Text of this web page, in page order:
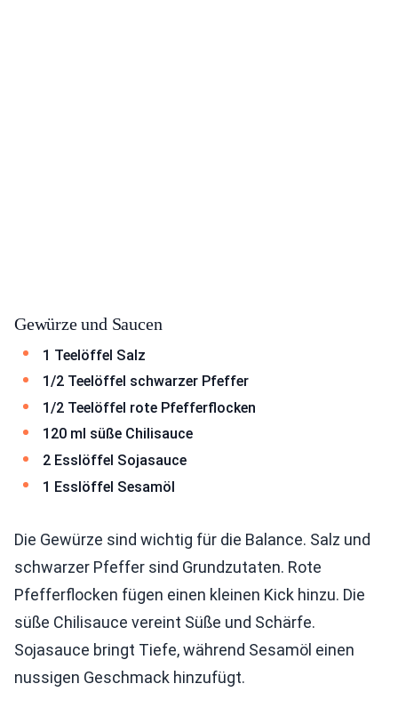
Gewürze und Saucen
1 Teelöffel Salz
1/2 Teelöffel schwarzer Pfeffer
1/2 Teelöffel rote Pfefferflocken
120 ml süße Chilisauce
2 Esslöffel Sojasauce
1 Esslöffel Sesamöl
Die Gewürze sind wichtig für die Balance. Salz und
schwarzer Pfeffer sind Grundzutaten. Rote
Pfefferflocken fügen einen kleinen Kick hinzu. Die
süße Chilisauce vereint Süße und Schärfe.
Sojasauce bringt Tiefe, während Sesamöl einen
nussigen Geschmack hinzufügt.